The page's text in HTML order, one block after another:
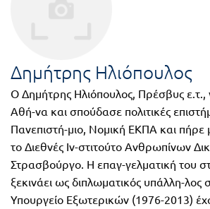
βιβλίο
Χάρτες
Πανεπιστημιακά
Ορθόδοξα
χριστιανικά
Τάξη
Δ΄
Τάξη
Ε΄
Τάξη
Δημήτρης Ηλιόπουλος
Ο Δημήτρης Ηλιόπουλος, Πρέσβυς ε.τ.,
Αθή-να και σπούδασε πολιτικές
Πανεπιστή-μιο, Νομική ΕΚΠΑ και πήρε
το Διεθνές Ιν-στιτούτο Ανθρωπίνων
Στρασβούργο. Η επαγ-γελματική του
ξεκινάει ως διπλωματικός υπάλλη-λος
Υπουργείο Εξωτερικών (1976-2013)